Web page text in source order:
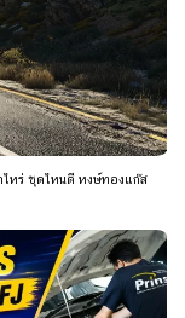
หร่ ชุดไหนดี หงษ์ทองแก๊ส